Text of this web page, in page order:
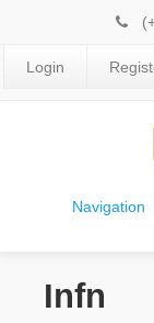
Login
Navigation
Infn